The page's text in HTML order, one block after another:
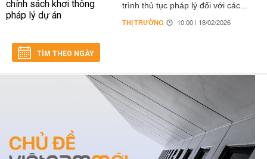
trình thủ tục pháp lý đối với các...
THỊ TRƯỜNG 10:00 | 18/02/2026
TÌM THEO NGÀY